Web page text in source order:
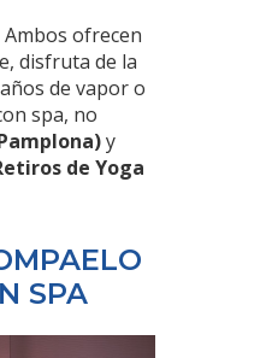
Ambos ofrecen
disfruta de la
de vapor o
spa, no
y
de Yoga
SPA